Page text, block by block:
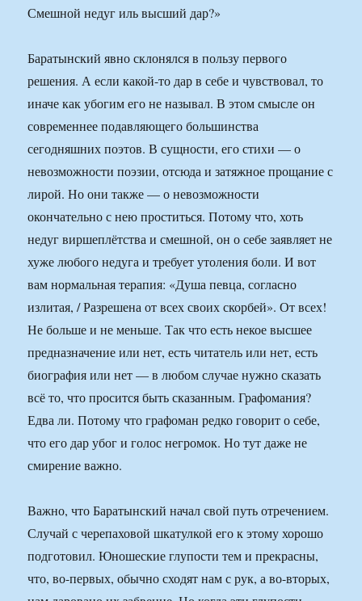
Смешной недуг иль высший дар?»
Баратынский явно склонялся в пользу первого
решения. А если какой-то дар в себе и чувствовал, то
иначе как убогим его не называл. В этом смысле он
современнее подавляющего большинства
сегодняшних поэтов. В сущности, его стихи — о
невозможности поэзии, отсюда и затяжное прощание с
лирой. Но они также — о невозможности
окончательно с нею проститься. Потому что, хоть
недуг виршеплётства и смешной, он о себе заявляет не
хуже любого недуга и требует утоления боли. И вот
вам нормальная терапия: «Душа певца, согласно
излитая, / Разрешена от всех своих скорбей». От всех!
Не больше и не меньше. Так что есть некое высшее
предназначение или нет, есть читатель или нет, есть
биография или нет — в любом случае нужно сказать
всё то, что просится быть сказанным. Графомания?
Едва ли. Потому что графоман редко говорит о себе,
что его дар убог и голос негромок. Но тут даже не
смирение важно.
Важно, что Баратынский начал свой путь отречением.
Случай с черепаховой шкатулкой его к этому хорошо
подготовил. Юношеские глупости тем и прекрасны,
что, во-первых, обычно сходят нам с рук, а во-вторых,